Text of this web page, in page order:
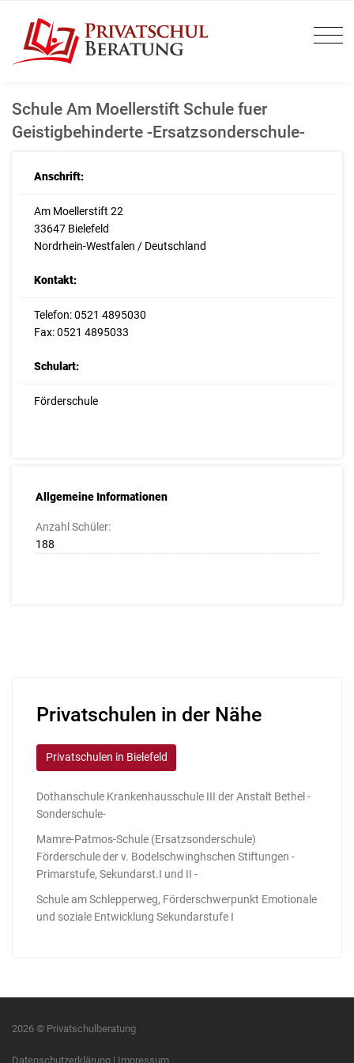
Schule Am Moellerstift Schule fuer
Geistigbehinderte -Ersatzsonderschule-
Anschrift:
Am Moellerstift 22
33647 Bielefeld
Nordrhein-Westfalen / Deutschland
Kontakt:
Telefon: 0521 4895030
Fax: 0521 4895033
Schulart:
Förderschule
Allgemeine Informationen
Anzahl Schüler:
188
Privatschulen in der Nähe
Privatschulen in Bielefeld
Dothanschule Krankenhausschule III der Anstalt Bethel -
Sonderschule-
Mamre-Patmos-Schule (Ersatzsonderschule)
Förderschule der v. Bodelschwinghschen Stiftungen -
Primarstufe, Sekundarst.I und II -
Schule am Schlepperweg, Förderschwerpunkt Emotionale
und soziale Entwicklung Sekundarstufe I
2026 © Privatschulberatung
Datenschutzerklärung | Impressum